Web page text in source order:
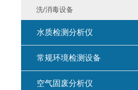
洗/消毒设备
水质检测分析仪
常规环境检测设备
空气固废分析仪